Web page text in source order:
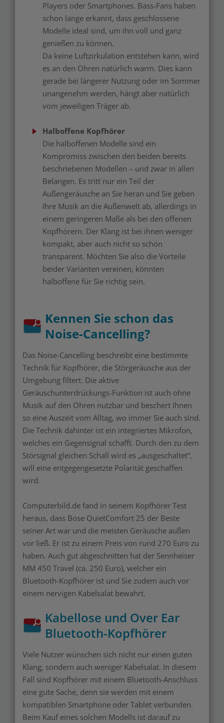
Players oder Smartphones. Bass-Fans haben
schon lange erkannt, dass geschlossene
Modelle ideal sind, um ihn voll und ganz
genießen zu können.
Da keine Luftzirkulation entstehen kann, wird
es an den Ohren natürlich warm. Dies kann
gerade bei längerer Nutzung oder im Sommer
unangenehm werden, hängt aber natürlich
vom jeweiligen Träger ab.
Halboffene Kopfhörer
Die halboffenen Modelle sind ein
Kompromiss zwischen den beiden bereits
beschriebenen Modellen – und zwar in allen
Belangen. Es tritt nur ein Teil der
Außengeräusche an Sie heran und Sie geben
Ihre Musik an die Außenwelt ab, allerdings in
einem geringeren Maße als bei den offenen
Kopfhörern. Der Klang ist bei ihnen weniger
kompakt, aber auch nicht so schön
transparent. Möchten Sie also die Vorteile
beider Varianten vereinen, könnten
halboffene für Sie richtig sein.
Kennen Sie schon das
Noise-Cancelling?
Das Noise-Cancelling beschreibt eine bestimmte
Technik für Kopfhörer, die Störgeräusche aus der
Umgebung filtert. Die aktive
Geräuschunterdrückungs-Funktion ist auch ohne
Musik auf den Ohren nutzbar und beschert Ihnen
so eine Auszeit vom Alltag, wo immer Sie auch sind.
Die Technik dahinter ist ein integriertes Mikrofon,
welches ein Gegensignal schafft. Durch den zu dem
Störsignal gleichen Schall wird es „ausgeschaltet“,
will eine entgegengesetzte Polarität geschaffen
wird.
Computerbild.de fand in seinem Kopfhörer Test
heraus, dass Bose QuietComfort 25 der Beste
seiner Art war und die meisten Geräusche außen
vor ließ. Er ist zu einem Preis von rund 270 Euro zu
haben. Auch gut abgeschnitten hat der Sennheiser
MM 450 Travel (ca. 250 Euro), welcher ein
Bluetooth-Kopfhörer ist und Sie zudem auch vor
einem nervigen Kabelsalat bewahrt.
Kabellose und Over Ear
Bluetooth-Kopfhörer
Viele Nutzer wünschen sich nicht nur einen guten
Klang, sondern auch weniger Kabelsalat. In diesem
Fall sind Kopfhörer mit einem Bluetooth-Anschluss
eine gute Sache, denn sie werden mit einem
kompatiblen Smartphone oder Tablet verbunden.
Beim Kauf eines solchen Modells ist darauf zu